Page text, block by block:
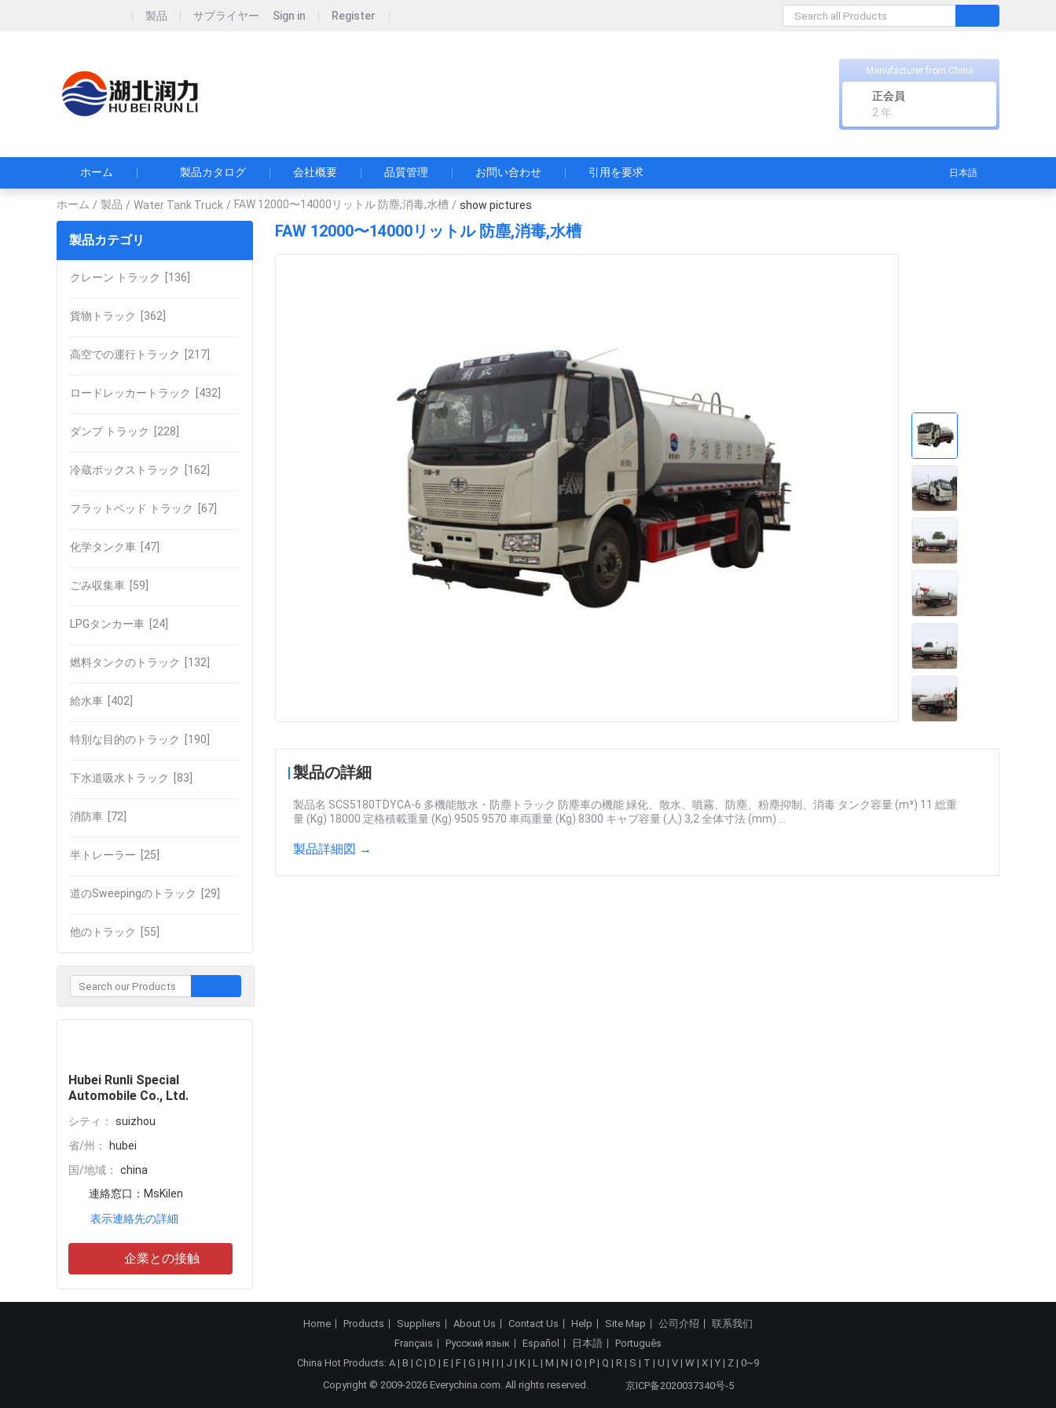
製品 サプライヤー Sign in Register
Manufacturer from China
正会員
2 年
ホーム 製品カタログ 会社概要 品質管理 お問い合わせ 引用を要求 日本語
ホーム / 製品 / Water Tank Truck / FAW 12000〜14000リットル 防塵,消毒,水槽 / show pictures
製品カテゴリ
クレーン トラック [136]
貨物トラック [362]
高空での運行トラック [217]
ロードレッカートラック [432]
ダンプ トラック [228]
冷蔵ボックストラック [162]
フラットベッド トラック [67]
化学タンク車 [47]
ごみ収集車 [59]
LPGタンカー車 [24]
燃料タンクのトラック [132]
給水車 [402]
特別な目的のトラック [190]
下水道吸水トラック [83]
消防車 [72]
半トレーラー [25]
道のSweepingのトラック [29]
他のトラック [55]
Hubei Runli Special
Automobile Co., Ltd.
シティ：
suizhou
省/州：
hubei
国/地域：
china
連絡窓口： MsKilen
表示連絡先の詳細
企業との接触
FAW 12000〜14000リットル 防塵,消毒,水槽
製品の詳細
製品名 SCS5180TDYCA-6 多機能散水・防塵トラック 防塵車の機能 緑化、散水、噴霧、防塵、粉塵抑制、消毒 タンク容量 (m³) 11 総重
量 (Kg) 18000 定格積載重量 (Kg) 9505 9570 車両重量 (Kg) 8300 キャブ容量 (人) 3,2 全体寸法 (mm) ...
製品詳細図 →
Home Products Suppliers About Us Contact Us Help Site Map 公司介绍
联系我们
Français
Русский язык Español 日本語
Português
China Hot Products: A | B | C | D | E | F | G | H | I | J | K | L | M | N | O | P | Q | R | S | T | U | V | W | X | Y | Z | 0~9
Copyright © 2009-2026 Everychina.com. All rights reserved.
京ICP备2020037340号-5